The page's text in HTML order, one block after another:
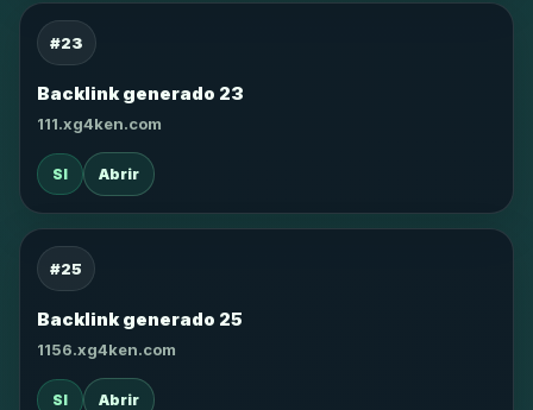
#23
Backlink generado 23
111.xg4ken.com
SI Abrir
#25
Backlink generado 25
1156.xg4ken.com
SI Abrir